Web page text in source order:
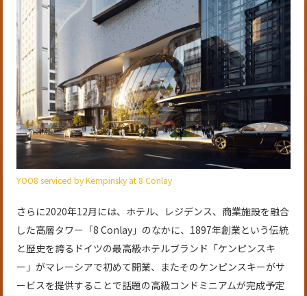
YOO8 serviced by Kempinsky at 8 Conlay
さらに2020年12月には、ホテル、レジデンス、商業施設を融合
した高層タワー「8 Conlay」のなかに、1897年創業という伝統
と歴史を誇るドイツの最高級ホテルブランド「ケンピンスキ
ー」がマレーシアで初めて開業、またそのケンピンスキーがサ
ービスを提供することで話題の高級コンドミニアムが完成予定